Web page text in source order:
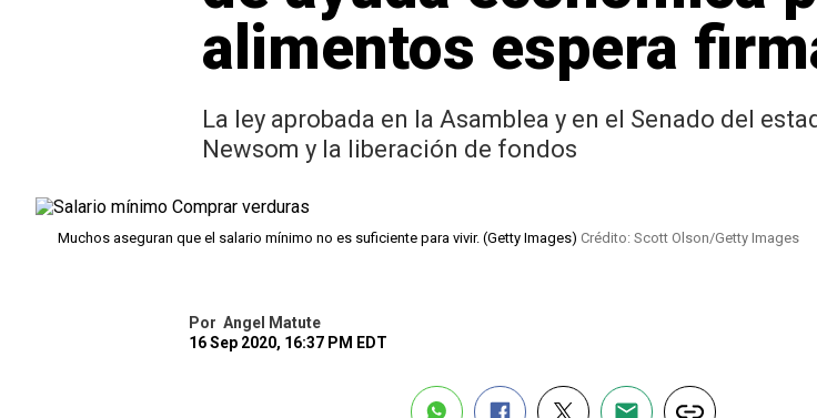
alimentos espera
La ley aprobada en la Asamblea y en el Senado del
Newsom y la liberación de fondos
Muchos aseguran que el salario mínimo no es suficiente para vivir. (Getty Images) Crédito: Scott Olson/Getty Images
Por Angel Matute
16 Sep 2020, 16:37 PM EDT